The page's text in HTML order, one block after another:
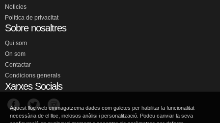
Noticies
Política de privacitat
Sobre nosaltres
Qui som
On som
Contactar
Condicions generals
Xarxes Socials
Aquest lloc web emmagatzema dades com galetes per habilitar la funcionalitat
necessària de el lloc, inclosos anàlisi i personalització. Podeu canviar la seva